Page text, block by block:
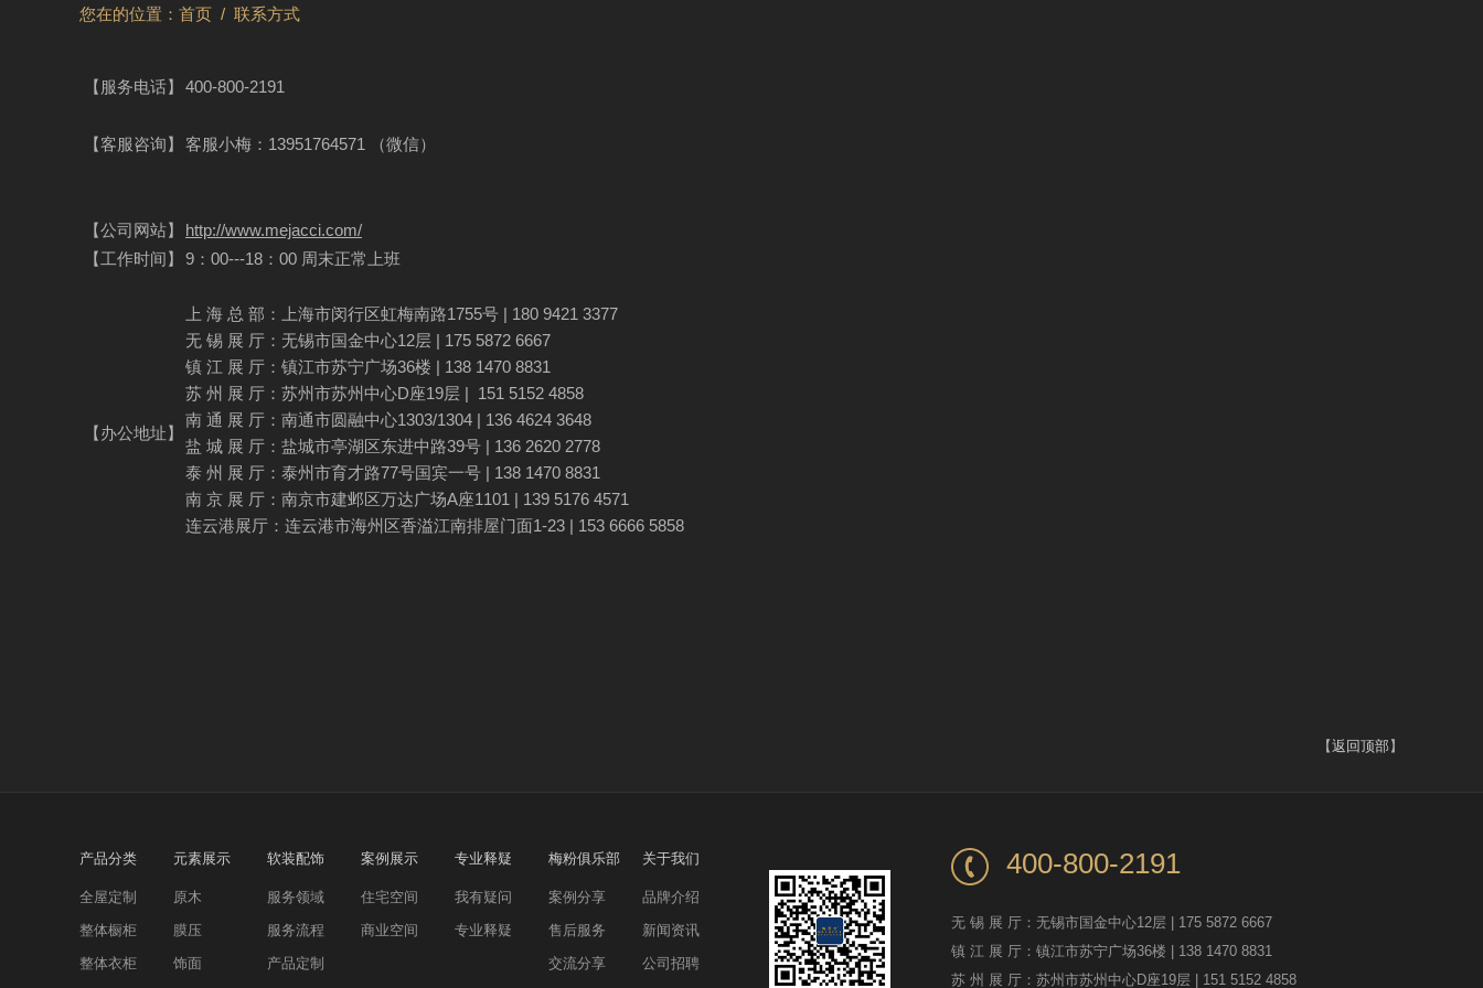
您在的位置： 首页 / 联系方式
【服务电话】 400-800-2191
【客服咨询】 客服小梅：13951764571 （微信）
【公司网站】
http://www.mejacci.com/
【工作时间】
9：00---18：00 周末正常上班
【办公地址】
上 海 总 部：上海市闵行区虹梅南路1755号 | 180 9421 3377
无 锡 展 厅：无锡市国金中心12层 | 175 5872 6667
镇 江 展 厅：镇江市苏宁广场36楼 | 138 1470 8831
苏 州 展 厅：苏州市苏州中心D座19层 | 151 5152 4858
南 通 展 厅：南通市圆融中心1303/1304 | 136 4624 3648
盐 城 展 厅：盐城市亭湖区东进中路39号 | 136 2620 2778
泰 州 展 厅：泰州市育才路77号国宾一号 | 138 1470 8831
南 京 展 厅：南京市建邺区万达广场A座1101 | 139 5176 4571
连云港展厅：连云港市海州区香溢江南排屋门面1-23 | 153 6666 5858
【返回顶部】
产品分类
全屋定制
整体橱柜
整体衣柜
元素展示
原木
膜压
饰面
软装配饰
服务领域
服务流程
产品定制
案例展示
住宅空间
商业空间
专业释疑
我有疑问
专业释疑
梅粉俱乐部
案例分享
售后服务
交流分享
关于我们
品牌介绍
新闻资讯
公司招聘
400-800-2191
无 锡 展 厅：无锡市国金中心12层 | 175 5872 6667
镇 江 展 厅：镇江市苏宁广场36楼 | 138 1470 8831
苏 州 展 厅：苏州市苏州中心D座19层 | 151 5152 4858